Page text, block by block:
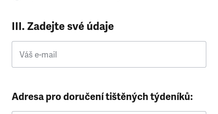
III. Zadejte své údaje
Váš e-mail
Adresa pro doručení tištěných týdeníků: